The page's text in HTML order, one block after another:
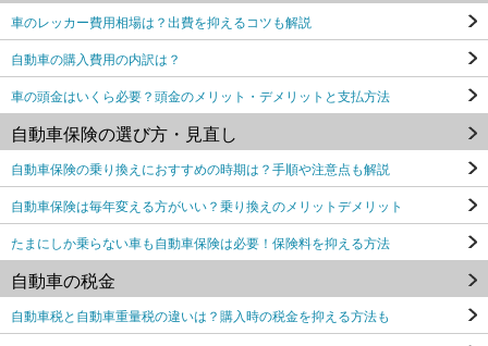
車のレッカー費用相場は？出費を抑えるコツも解説
自動車の購入費用の内訳は？
車の頭金はいくら必要？頭金のメリット・デメリットと支払方法
自動車保険の選び方・見直し
自動車保険の乗り換えにおすすめの時期は？手順や注意点も解説
自動車保険は毎年変える方がいい？乗り換えのメリットデメリット
たまにしか乗らない車も自動車保険は必要！保険料を抑える方法
自動車の税金
自動車税と自動車重量税の違いは？購入時の税金を抑える方法も